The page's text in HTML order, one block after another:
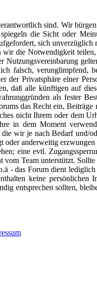
sind. Wir
die Sicht oder
sich
die Notwendigkeit
Nutzungsvereinbarung
falsch, verunglimpfend,
Privatsphäre einer
daß alle künftigen auf
als fester
das Recht ein, Beiträge
nicht Ihrem oder dem
in dem Moment
wir je nach Bedarf und/
anderweitig
eine evtl.
Team unterstützt.
- das Forum dient
keine persönlichen
entsprechen sollten,